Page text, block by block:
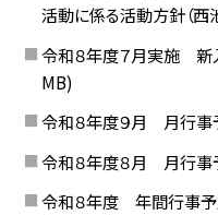
活動に係る活動方針（西
令和８年度７月実施
MB)
令和８年度９月 月行事
令和８年度８月 月行
令和８年度 年間行事予